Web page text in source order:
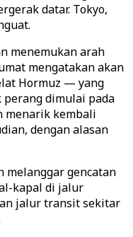
datar. Tokyo,
menemukan arah
mengatakan akan
Hormuz — yang
dimulai pada
menarik kembali
dengan alasan
melanggar gencatan
kapal di jalur
jalur transit sekitar